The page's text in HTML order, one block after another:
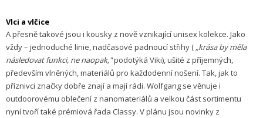
Vlci a vlčice
A přesně takové jsou i kousky z nově vznikající unisex kolekce. Jako
vždy – jednoduché linie, nadčasové padnoucí střihy ( „krása by měla
následovat funkci, ne naopak,"podotýká Viki), ušité z příjemných,
především vlněných, materiálů pro každodenní nošení. Tak, jak to
příznivci značky dobře znají a mají rádi. Wolfgang se věnuje i
outdoorovému oblečení z nanomateriálů a velkou část sortimentu
nyní tvoří také prémiová řada Classy. V plánu jsou novinky z